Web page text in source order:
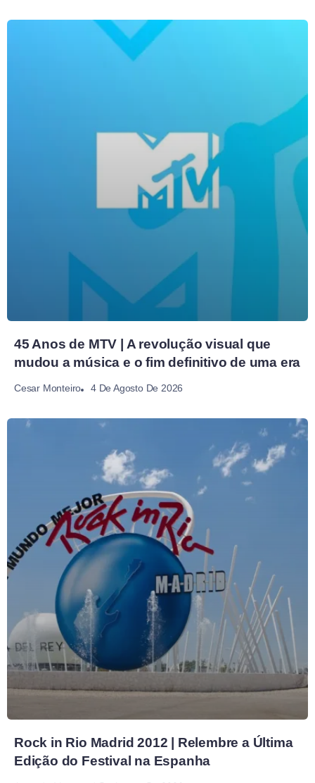
45 Anos de MTV | A revolução visual que
mudou a música e o fim definitivo de uma era
Cesar Monteiro 4 De Agosto De 2026
Rock in Rio Madrid 2012 | Relembre a Última
Edição do Festival na Espanha